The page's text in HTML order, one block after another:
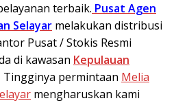
terbaik. Pusat Agen
Selayar melakukan distribusi
Pusat / Stokis Resmi
di kawasan Kepulauan
Tingginya permintaan Melia
mengharuskan kami